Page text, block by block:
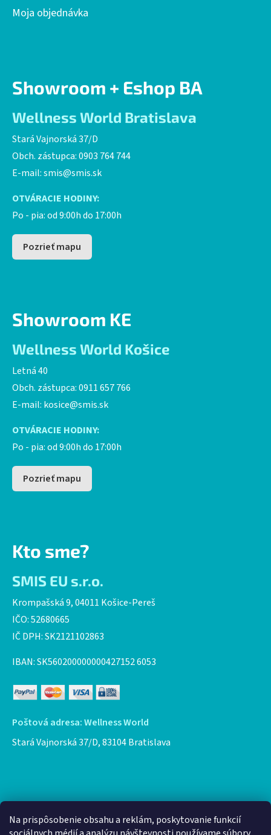
Na prispôsobenie obsahu a reklám, poskytovanie funkcií
Moja objednávka
Showroom + Eshop BA
Wellness World Bratislava
Stará Vajnorská 37/D
Obch. zástupca: 0903 764 744
E-mail:smis@smis.sk
OTVÁRACIE HODINY:
Po - pia: od 9:00h do 17:00h
Pozrieť mapu
Showroom KE
Wellness World Košice
Letná 40
Obch. zástupca: 0911 657 766
E-mail: kosice@smis.sk
OTVÁRACIE HODINY:
Po - pia: od 9:00h do 17:00h
Pozrieť mapu
Kto sme?
SMIS EU s.r.o.
Krompašská 9, 04011 Košice-Pereš
IČO: 52680665
IČ DPH: SK2121102863
IBAN: SK560200000000427152 6053
Poštová adresa: Wellness World
Stará Vajnorská 37/D, 83104 Bratislava
Facebook